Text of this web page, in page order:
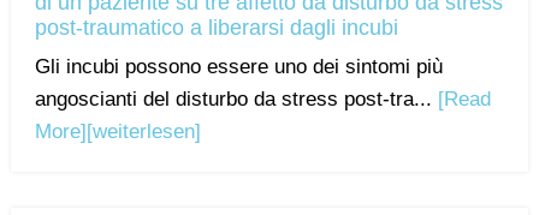
post-traumatico a liberarsi dagli incubi
Gli incubi possono essere uno dei sintomi più
angoscianti del disturbo da stress post-tra... [Read
More] [weiterlesen]